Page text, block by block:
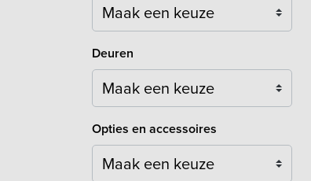
Maak een keuze
Deuren
Maak een keuze
Opties en accessoires
Maak een keuze